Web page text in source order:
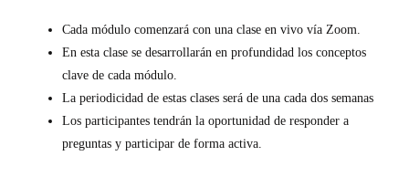
Cada módulo comenzará con una clase en vivo vía Zoom.
En esta clase se desarrollarán en profundidad los conceptos
clave de cada módulo.
La periodicidad de estas clases será de una cada dos semanas
Los participantes tendrán la oportunidad de responder a
preguntas y participar de forma activa.